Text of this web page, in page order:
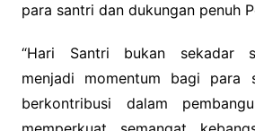
para santri dan dukungan penuh
“Hari Santri bukan sekadar
menjadi momentum bagi para
berkontribusi dalam